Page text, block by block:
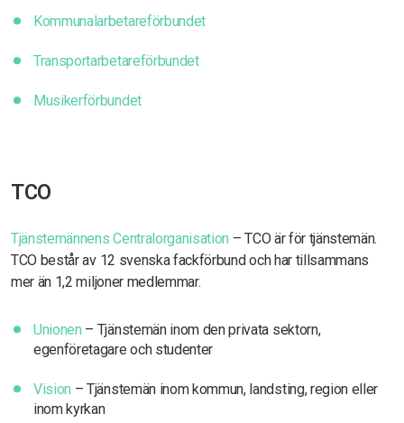
Kommunalarbetareförbundet
Transportarbetareförbundet
Musikerförbundet
TCO
Tjänstemännens Centralorganisation – TCO är för tjänstemän.
TCO består av 12 svenska fackförbund och har tillsammans
mer än 1,2 miljoner medlemmar.
Unionen – Tjänstemän inom den privata sektorn,
egenföretagare och studenter
Vision – Tjänstemän inom kommun, landsting, region eller
inom kyrkan